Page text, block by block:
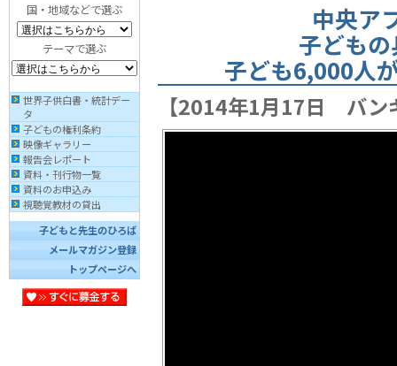
国・地域などで選ぶ
テーマで選ぶ
世界子供白書・統計デー
タ
子どもの権利条約
映像ギャラリー
報告会レポート
資料・刊行物一覧
資料のお申込み
視聴覚教材の貸出
子どもと先生のひろば
メールマガジン登録
トップページへ
中央ア
子ども
子ども6,000人
【2014年1月17日 バン